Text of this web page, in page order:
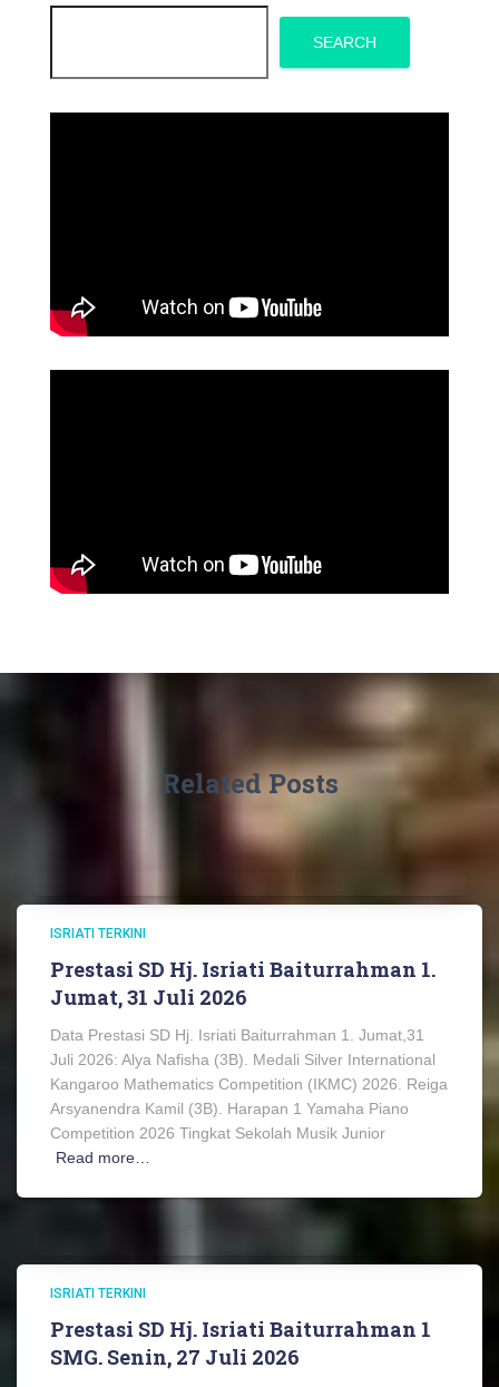
SEARCH
Related Posts
ISRIATI TERKINI
Prestasi SD Hj. Isriati Baiturrahman 1.
Jumat, 31 Juli 2026
Data Prestasi SD Hj. Isriati Baiturrahman 1. Jumat,31
Juli 2026: Alya Nafisha (3B). Medali Silver International
Kangaroo Mathematics Competition (IKMC) 2026. Reiga
Arsyanendra Kamil (3B). Harapan 1 Yamaha Piano
Competition 2026 Tingkat Sekolah Musik Junior
Read more…
ISRIATI TERKINI
Prestasi SD Hj. Isriati Baiturrahman 1
SMG. Senin, 27 Juli 2026